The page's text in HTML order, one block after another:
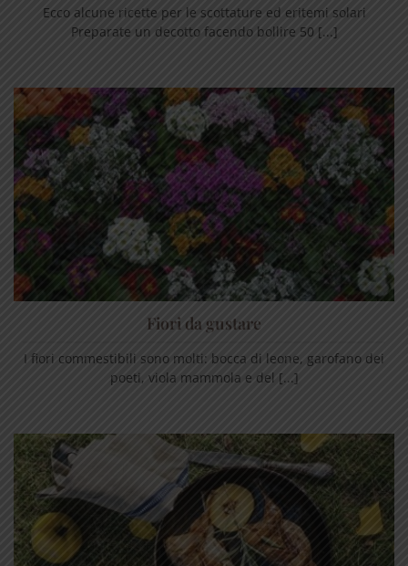
Ecco alcune ricette per le scottature ed eritemi solari
Preparate un decotto facendo bollire 50 [...]
Fiori da gustare
I fiori commestibili sono molti: bocca di leone, garofano dei
poeti, viola mammola e del [...]